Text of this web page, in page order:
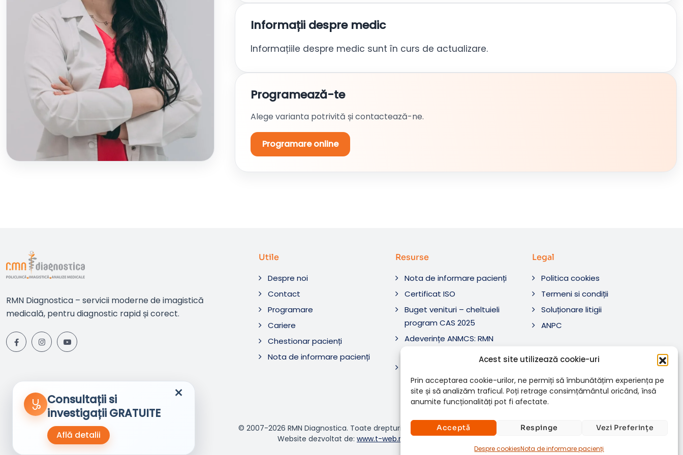
Acest site utilizează cookie-uri
Prin acceptarea cookie-urilor, ne permiți să îmbunătățim experiența pe
site și să analizăm traficul. Poți retrage consimțământul oricând, însă
anumite funcționalități pot fi afectate.
Acceptă Respinge Vezi Preferințe
Despre cookiesNota de informare pacienți
Informații despre medic
Informațiile despre medic sunt în curs de actualizare.
Programează-te
Alege varianta potrivită și contactează-ne.
Programare online
RMN Diagnostica – servicii moderne de imagistică
medicală, pentru diagnostic rapid și corect.
Utile
Despre noi
Contact
Programare
Cariere
Chestionar pacienți
Nota de informare pacienți
Resurse
Nota de informare pacienți
Certificat ISO
Buget venituri – cheltuieli
program CAS 2025
Adeverințe ANMCS: RMN
Diagnostica SRL
Legal
Politica cookies
Termeni si condiții
Soluționare litigii
ANPC
© 2007-2026 RMN Diagnostica. Toate drepturile rezervate.
Website dezvoltat de: www.t-web.ro
×
Consultații si
investigații GRATUITE
Află detalii